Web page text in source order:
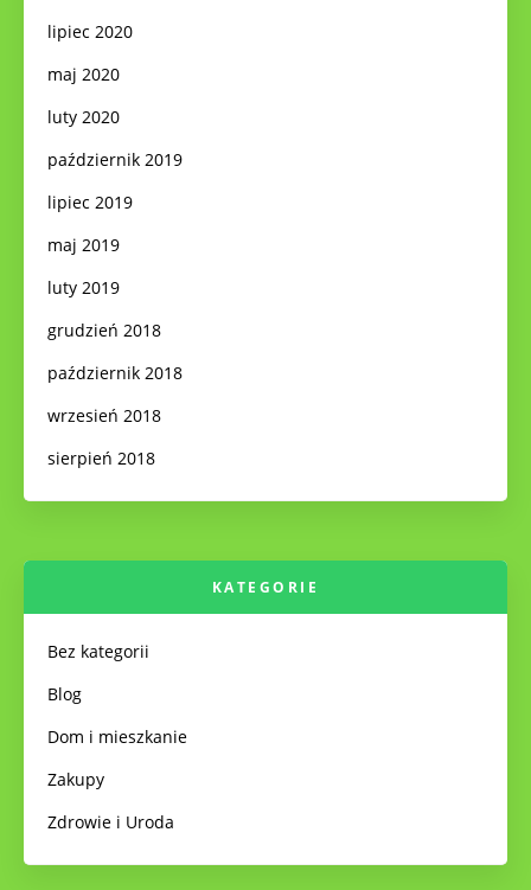
lipiec 2020
maj 2020
luty 2020
październik 2019
lipiec 2019
maj 2019
luty 2019
grudzień 2018
październik 2018
wrzesień 2018
sierpień 2018
KATEGORIE
Bez kategorii
Blog
Dom i mieszkanie
Zakupy
Zdrowie i Uroda